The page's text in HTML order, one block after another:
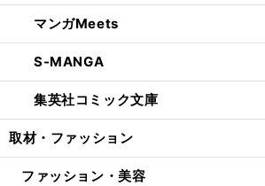
マンガMeets
S-MANGA
集英社コミック文庫
取材・ファッション
ファッション・美容